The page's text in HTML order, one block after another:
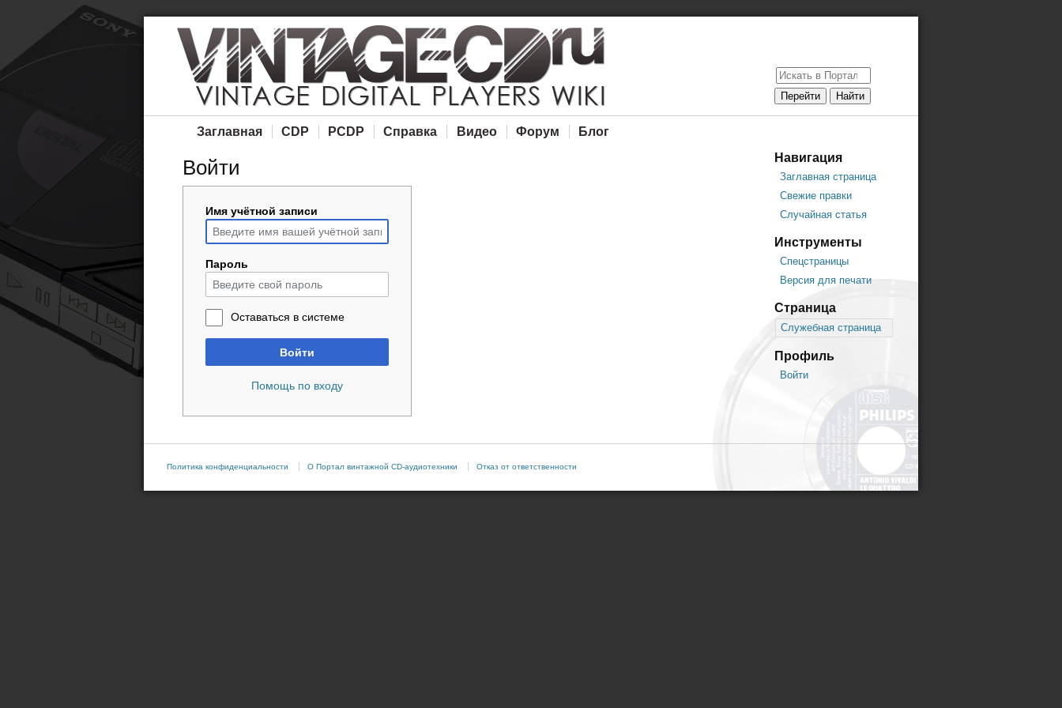
Заглавная CDP PCDP Справка Видео Форум Блог
Войти
Имя учётной записи
Пароль
Оставаться в системе
Войти
Помощь по входу
Навигация
Заглавная страница
Свежие правки
Случайная статья
Инструменты
Спецстраницы
Версия для печати
Страница
Служебная страница
Профиль
Войти
Политика конфиденциальности О Портал винтажной CD-аудиотехники Отказ от ответственности